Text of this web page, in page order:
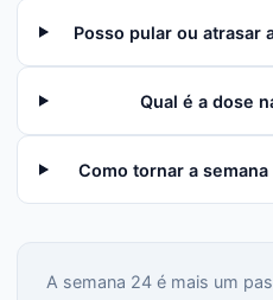
Posso pular ou atrasar
Qual é a dose
Como tornar a
A semana 24 é mais um